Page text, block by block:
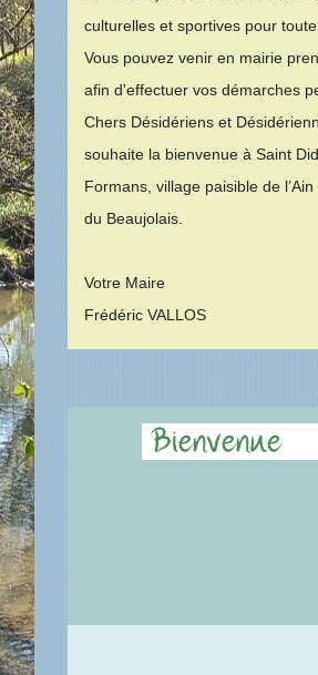
culturelles et sportives pour toute
Vous pouvez venir en mairie
afin d'effectuer vos démarches
Chers Désidériens et
souhaite la bienvenue à Saint
Formans, village paisible de
du Beaujolais.
Votre Maire
Frédéric VALLOS